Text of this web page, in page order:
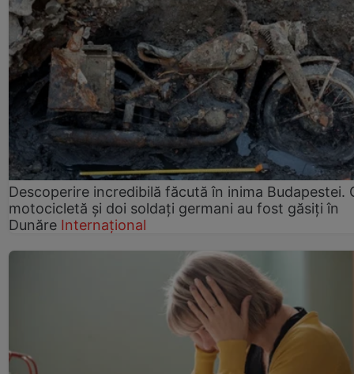
Descoperire incredibilă făcută în inima Budapestei.
motocicletă și doi soldați germani au fost găsiți în
Dunăre Internațional